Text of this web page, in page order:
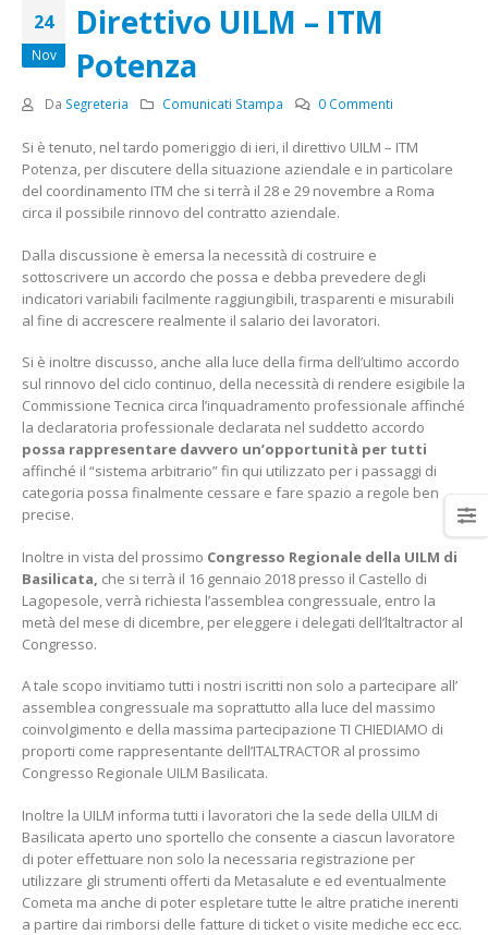
24
Nov
Direttivo UILM – ITM
Potenza
Da Segreteria Comunicati Stampa 0 Commenti
Si è tenuto, nel tardo pomeriggio di ieri, il direttivo UILM – ITM
Potenza, per discutere della situazione aziendale e in particolare
del coordinamento ITM che si terrà il 28 e 29 novembre a Roma
circa il possibile rinnovo del contratto aziendale.
Dalla discussione è emersa la necessità di costruire e
sottoscrivere un accordo che possa e debba prevedere degli
indicatori variabili facilmente raggiungibili, trasparenti e misurabili
al fine di accrescere realmente il salario dei lavoratori.
Si è inoltre discusso, anche alla luce della firma dell’ultimo accordo
sul rinnovo del ciclo continuo, della necessità di rendere esigibile la
Commissione Tecnica circa l’inquadramento professionale affinché
la declaratoria professionale declarata nel suddetto accordo
possa rappresentare davvero un’opportunità per tutti
affinché il “sistema arbitrario” fin qui utilizzato per i passaggi di
categoria possa finalmente cessare e fare spazio a regole ben
precise.
Inoltre in vista del prossimo Congresso Regionale della UILM di
Basilicata, che si terrà il 16 gennaio 2018 presso il Castello di
Lagopesole, verrà richiesta l’assemblea congressuale, entro la
metà del mese di dicembre, per eleggere i delegati dell’ltaltractor al
Congresso.
A tale scopo invitiamo tutti i nostri iscritti non solo a partecipare all’
assemblea congressuale ma soprattutto alla luce del massimo
coinvolgimento e della massima partecipazione TI CHIEDIAMO di
proporti come rappresentante dell’ITALTRACTOR al prossimo
Congresso Regionale UILM Basilicata.
Inoltre la UILM informa tutti i lavoratori che la sede della UILM di
Basilicata aperto uno sportello che consente a ciascun lavoratore
di poter effettuare non solo la necessaria registrazione per
utilizzare gli strumenti offerti da Metasalute e ed eventualmente
Cometa ma anche di poter espletare tutte le altre pratiche inerenti
a partire dai rimborsi delle fatture di ticket o visite mediche ecc ecc.
Elezioni per il rinnovo delle
rsu rls all’Italtractor: la Uilm
cresce e guarda al futuro
con determinazione
2024
con Tavares
4 Giugno 2024
3° Congresso regionale
della Uilm Basilicata
16 Giugno 2022
Borsa di Studio “Franco
Santarsiero” anno 2020
Dalla Scuola ai luoghi di
lavoro